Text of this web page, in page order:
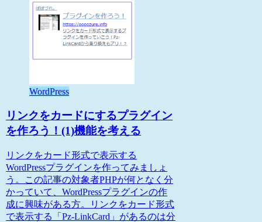
WordPress
リンクをカードにするプラグイン
を作ろう！(1)機能を考える
リンクをカード形式で表示する
WordPressプラグインを作ってみましょ
う。この記事の対象者PHPが何となく分
かっていて、WordPressプラグインの作
成に興味がある方。リンクをカード形式
で表示する「Pz-LinkCard」があるのは分